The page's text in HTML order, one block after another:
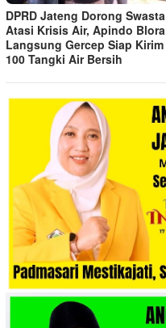
DPRD Jateng Dorong Swasta
Atasi Krisis Air, Apindo Blora
Langsung Gercep Siap Kirim
100 Tangki Air Bersih